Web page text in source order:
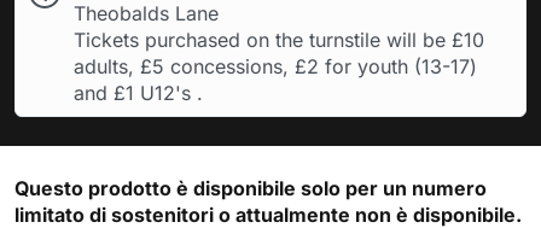
Theobalds Lane
Tickets purchased on the turnstile will be £10
adults, £5 concessions, £2 for youth (13-17)
and £1 U12's .
Questo prodotto è disponibile solo per un numero
limitato di sostenitori o attualmente non è disponibile.